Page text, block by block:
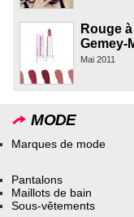
Rouge
Gemey-
Mai 2011
MODE
Marques de mode
Pantalons
Maillots de bain
Sous-vêtements